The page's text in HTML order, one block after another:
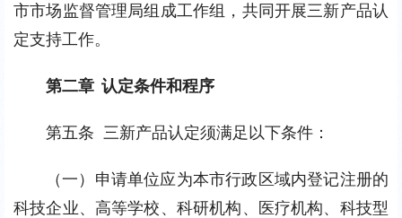
市市场监督管理局组成工作组，共同开展三新产品认
定支持工作。
第二章  认定条件和程序
第五条  三新产品认定须满足以下条件：
（一）申请单位应为本市行政区域内登记注册的
科技企业、高等学校、科研机构、医疗机构、科技型